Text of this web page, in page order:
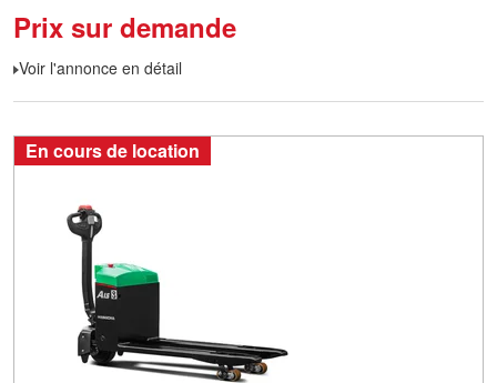
Prix sur demande
Voir l'annonce en détail
En cours de location